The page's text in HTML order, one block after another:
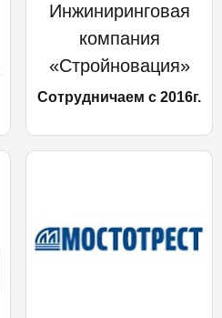
Инжиниринговая
компания
«Стройновация»
Сотрудничаем с 2016г.